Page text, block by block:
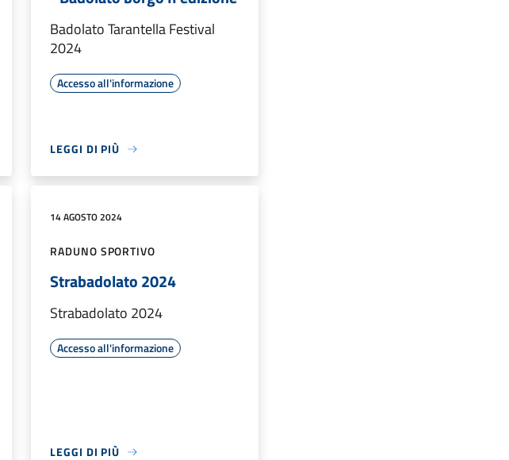
Badolato Tarantella Festival
2024
Accesso all'informazione
LEGGI DI PIÙ
14 AGOSTO 2024
RADUNO SPORTIVO
Strabadolato 2024
Strabadolato 2024
Accesso all'informazione
LEGGI DI PIÙ